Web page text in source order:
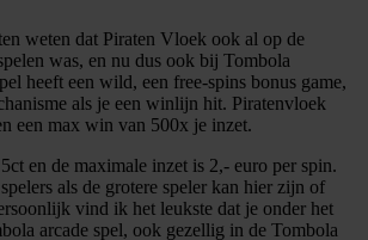
weten dat Piraten Vloek ook al op de
was, en nu dus ook bij Tombola
heeft een wild, een free-spins bonus game,
als je een winlijn hit. Piratenvloek
een max win van 500x je inzet.
en de maximale inzet is 2,- euro per spin.
als de grotere speler kan hier zijn of
vind ik het leukste dat je onder het
arcade spel, ook gezellig in de Tombola